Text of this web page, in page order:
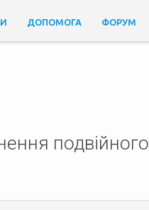
ДОПОМОГА ФОРУМ
подвійного